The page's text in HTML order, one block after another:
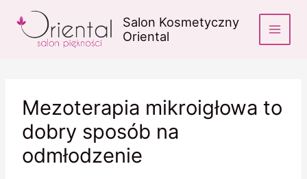
Salon Kosmetyczny
Oriental
Mezoterapia mikroigłowa to
dobry sposób na
odmłodzenie